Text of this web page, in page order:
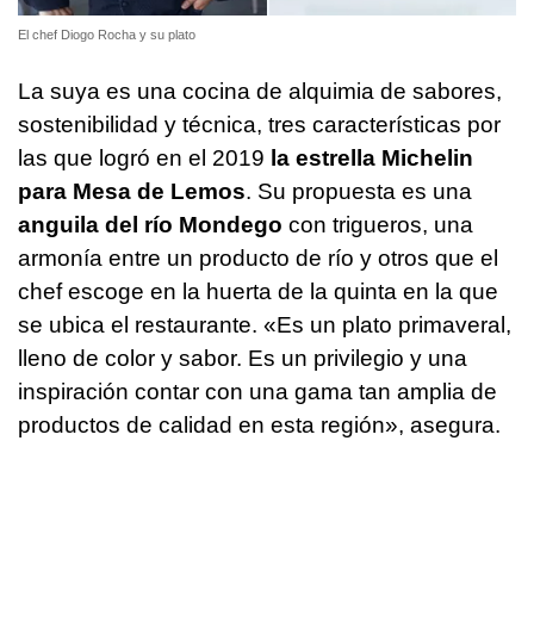
El chef Diogo Rocha y su plato
La suya es una cocina de alquimia de sabores,
sostenibilidad y técnica, tres características por
las que logró en el 2019 la estrella Michelin
para Mesa de Lemos. Su propuesta es una
anguila del río Mondego con trigueros, una
armonía entre un producto de río y otros que el
chef escoge en la huerta de la quinta en la que
se ubica el restaurante. «Es un plato primaveral,
lleno de color y sabor. Es un privilegio y una
inspiración contar con una gama tan amplia de
productos de calidad en esta región», asegura.